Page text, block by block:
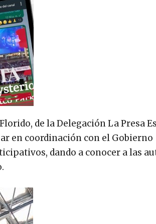
de la Delegación La Presa
en coordinación con el Gobierno
dando a conocer a las